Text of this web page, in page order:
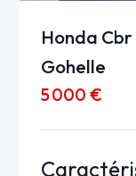
Honda
Gohelle
5 000 €